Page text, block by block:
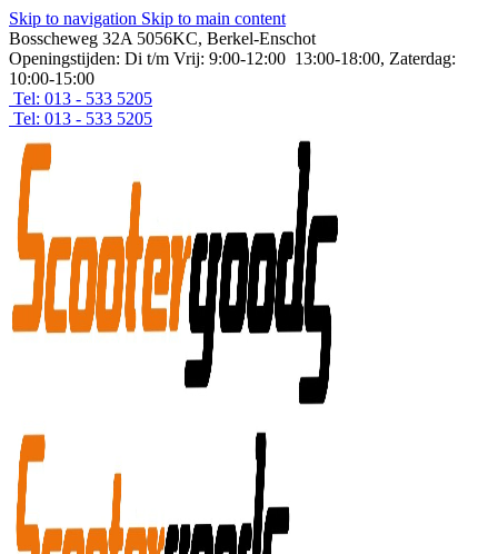
Skip to navigation Skip to main content
Bosscheweg 32A 5056KC, Berkel-Enschot
Openingstijden: Di t/m Vrij: 9:00-12:00 13:00-18:00, Zaterdag:
10:00-15:00
Tel: 013 - 533 5205
Tel: 013 - 533 5205